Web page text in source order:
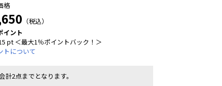
格
（税込）
イント
pt ＜最大1％ポイントバック！＞
トについて
計2点までとなります。